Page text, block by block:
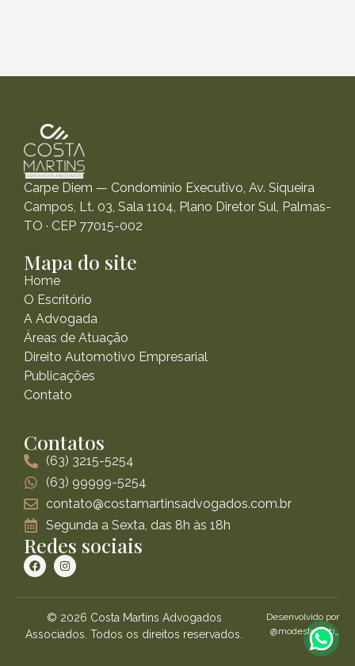
Carpe Diem — Condomínio Executivo, Av. Siqueira
Campos, Lt. 03, Sala 1104, Plano Diretor Sul, Palmas-
TO · CEP 77015-002
Mapa do site
Home
O Escritório
A Advogada
Áreas de Atuação
Direito Automotivo Empresarial
Publicações
Contato
Contatos
(63) 3215-5254
(63) 99999-5254
contato@costamartinsadvogados.com.br
Segunda a Sexta, das 8h às 18h
Redes sociais
© 2026 Costa Martins Advogados
Associados. Todos os direitos reservados.
Desenvolvido por
@modestoweb_